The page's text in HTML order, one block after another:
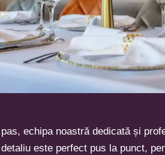
echipa noastră dedicată și
este perfect pus la punct,